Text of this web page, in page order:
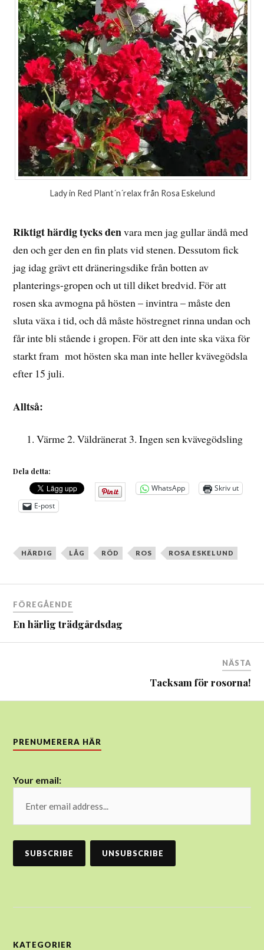
Lady in Red Plant´n´relax från Rosa Eskelund
Riktigt härdig tycks denvara men jag gullar ändå med
den och ger den en fin plats vid stenen. Dessutom fick
jag idag grävt ett dräneringsdike från botten av
planterings-gropen och ut till diket bredvid. För att
rosen ska avmogna på hösten – invintra – måste den
sluta växa i tid, och då måste höstregnet rinna undan och
får inte bli stående i gropen. För att den inte ska växa för
starkt fram mot hösten ska man inte heller kvävegödsla
efter 15 juli.
Alltså:
Värme 2. Väldränerat 3. Ingen sen kvävegödsling
Dela detta:
WhatsApp
Skriv ut
E-post
HÄRDIG LÅG RÖD ROS ROSA ESKELUND
Inläggsnavigering
FÖREGÅENDE
En härlig trädgårdsdag
NÄSTA
Tacksam för rosorna!
PRENUMERERA HÄR
Your email:
KATEGORIER